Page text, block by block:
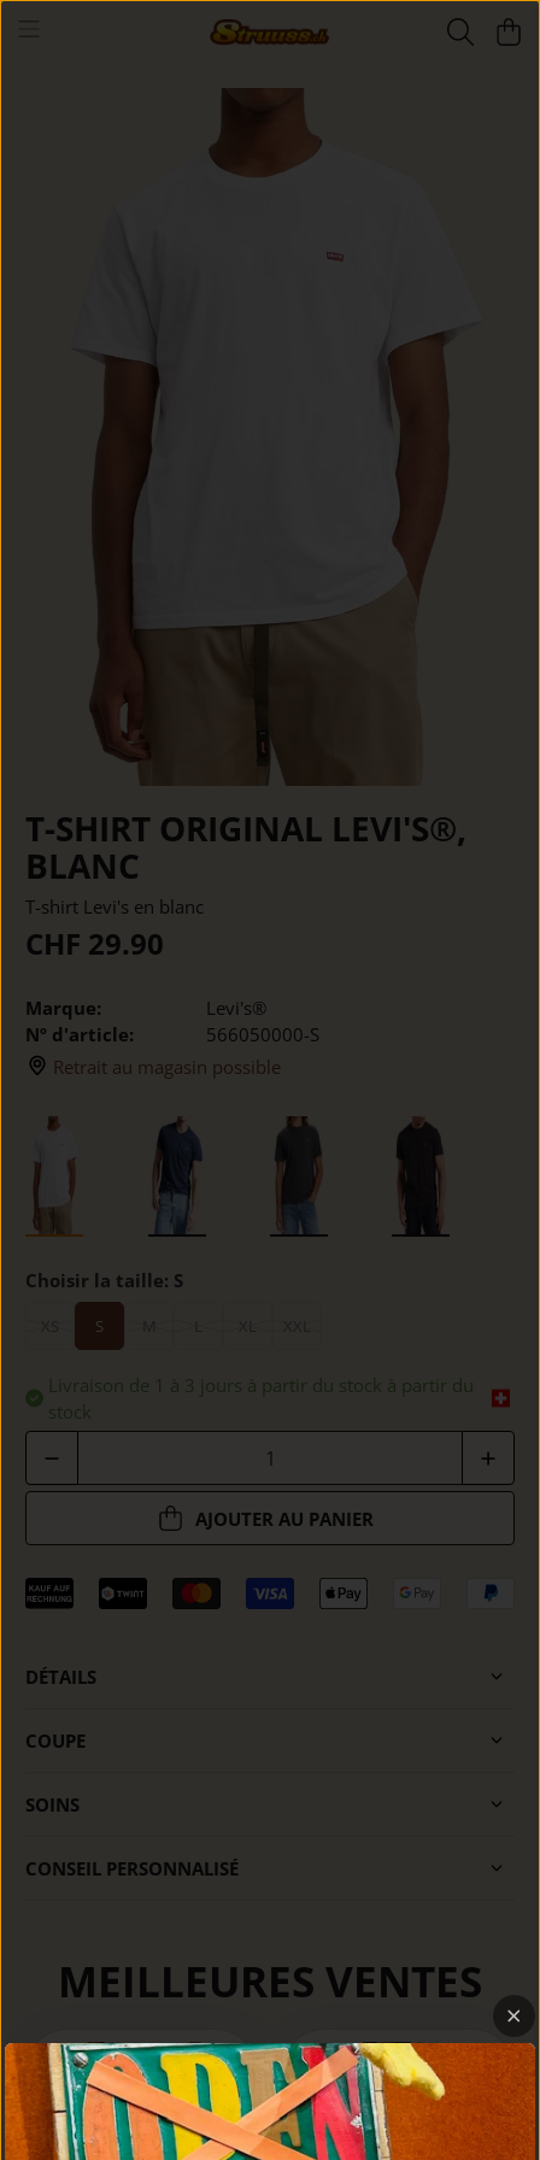
T-SHIRT ORIGINAL LEVI'S®,
BLANC
T-shirt Levi's en blanc
CHF 29.90
Marque:
Levi's®
Nº d'article:
566050000-S
Retrait au magasin possible
Choisir la taille: S
S
Livraison de 1 à 3 jours à partir du stock à partir du
stock
AJOUTER AU PANIER
DÉTAILS
COUPE
SOINS
CONSEIL PERSONNALISÉ
MEILLEURES VENTES